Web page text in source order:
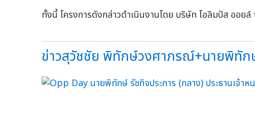
ทั้งนี้ โครงการดังกล่าวดำเนินงานโดย บริษัท โอลิมปัส ออย
ข่าวสุวัชชัย พิทักษ์วงศาภรณ์+นายพิทัก